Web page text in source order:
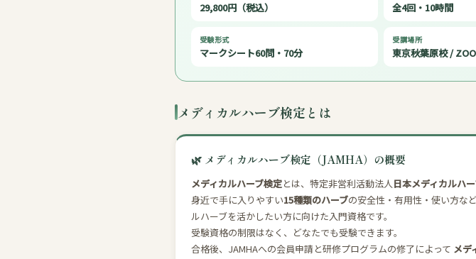
29,800円（税込） 全4回・10時間
受験形式
マークシート60問・70分
受講場所
東京秋葉原校 /
メディカルハーブ検定とは
🌿 メディカルハーブ検定（JAMHA）の概要
メディカルハーブ検定とは、特定非営利活動法人日本メディカルハ
身近で手に入りやすい15種類のハーブの安全性・有用性・使い方な
ルハーブを活かしたい方に向けた入門資格です。
受験資格の制限はなく、どなたでも受験できます。
合格後、JAMHAへの会員申請と研修プログラムの修了によって メデ